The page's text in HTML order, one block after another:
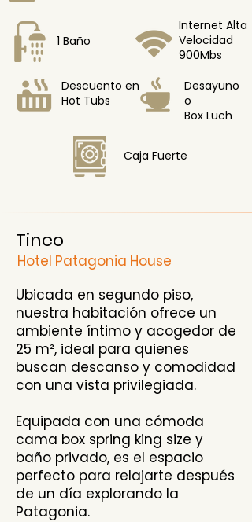
1 Baño
Internet Alta
Velocidad
900Mbs
Descuento en
Hot Tubs
Desayuno
o
Box Luch
Caja Fuerte
Tineo
Hotel Patagonia House
Ubicada en segundo piso,
nuestra habitación ofrece un
ambiente íntimo y acogedor de
25 m², ideal para quienes
buscan descanso y comodidad
con una vista privilegiada.
Equipada con una cómoda
cama box spring king size y
baño privado, es el espacio
perfecto para relajarte después
de un día explorando la
Patagonia.